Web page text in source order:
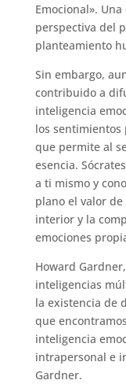
Emocional».
perspectiva del
planteamiento
Sin embargo,
contribuido a
inteligencia
los sentimientos
que permite al
esencia.
a ti mismo y
plano el valor
interior y la
emociones
Howard
inteligencias
la existencia de
que
inteligencia
intrapersonal e
Gardner.